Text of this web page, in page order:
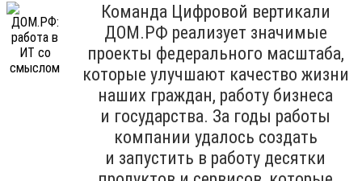
Команда Цифровой вертикали
ДОМ.РФ реализует значимые
проекты федерального масштаба,
которые улучшают качество жизни
наших граждан, работу бизнеса
и государства. За годы работы
компании удалось создать
и запустить в работу десятки